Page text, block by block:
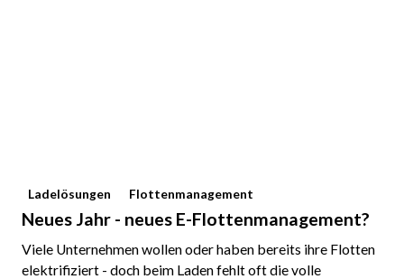
Ladelösungen Flottenmanagement
Neues Jahr - neues E-Flottenmanagement?
Viele Unternehmen wollen oder haben bereits ihre Flotten
elektrifiziert - doch beim Laden fehlt oft die volle